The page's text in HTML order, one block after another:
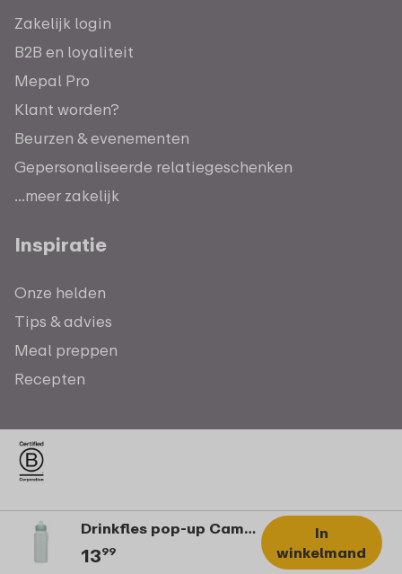
Drinkfles pop-up Campus 400 ml - Cool mint
1399
In
winkelmand
Zakelijk login
B2B en loyaliteit
Mepal Pro
Klant worden?
Beurzen & evenementen
Gepersonaliseerde relatiegeschenken
...meer zakelijk
Inspiratie
Onze helden
Tips & advies
Meal preppen
Recepten